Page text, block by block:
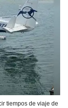
tiempos de viaje de